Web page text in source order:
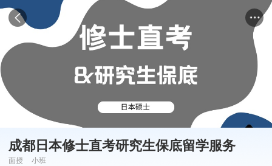
成都日本修士直考研究生保底留学服务
面授 小班